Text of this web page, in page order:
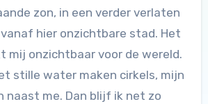
zon, in een verder verlaten
hier onzichtbare stad. Het
mij onzichtbaar voor de wereld.
stille water maken cirkels, mijn
naast me. Dan blijf ik net zo